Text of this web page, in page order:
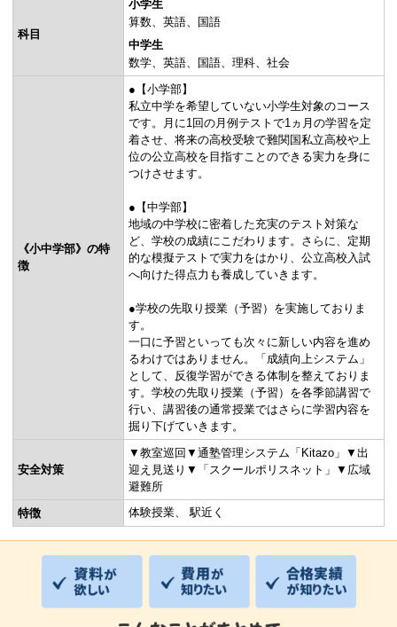
科目
小学生
算数
英語
国語
中学生
数学
英語 国語 理科 社会
《小中学部》の特
徴
●【小学部】
私立中学を希望していない小学生対象のコース
です。月に1回の月例テストで1ヵ月の学習を定
着させ、将来の高校受験で難関国私立高校や上
位の公立高校を目指すことのできる実力を身に
つけさせます。
●【中学部】
地域の中学校に密着した充実のテスト対策な
ど、学校の成績にこだわります。さらに、定期
的な模擬テストで実力をはかり、公立高校入試
へ向けた得点力も養成していきます。
●学校の先取り授業（予習）を実施しておりま
す。
一口に予習といっても次々に新しい内容を進め
るわけではありません。「成績向上システム」
として、反復学習ができる体制を整えておりま
す。学校の先取り授業（予習）を各季節講習で
行い、講習後の通常授業ではさらに学習内容を
掘り下げていきます。
安全対策
▼教室巡回▼通塾管理システム「Kitazo」▼出
迎え見送り▼「スクールポリスネット」▼広域
避難所
特徴
体験授業 駅近く